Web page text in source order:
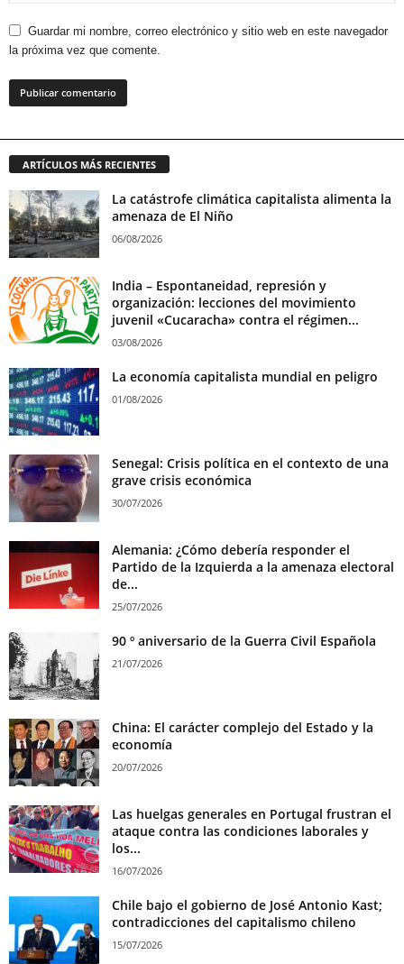
Guardar mi nombre, correo electrónico y sitio web en este navegador
la próxima vez que comente.
ARTÍCULOS MÁS RECIENTES
La catástrofe climática capitalista alimenta la
amenaza de El Niño
06/08/2026
India – Espontaneidad, represión y
organización: lecciones del movimiento
juvenil «Cucaracha» contra el régimen...
03/08/2026
La economía capitalista mundial en peligro
01/08/2026
Senegal: Crisis política en el contexto de una
grave crisis económica
30/07/2026
Alemania: ¿Cómo debería responder el
Partido de la Izquierda a la amenaza electoral
de...
25/07/2026
90 º aniversario de la Guerra Civil Española
21/07/2026
China: El carácter complejo del Estado y la
economía
20/07/2026
Las huelgas generales en Portugal frustran el
ataque contra las condiciones laborales y
los...
16/07/2026
Chile bajo el gobierno de José Antonio Kast;
contradicciones del capitalismo chileno
15/07/2026